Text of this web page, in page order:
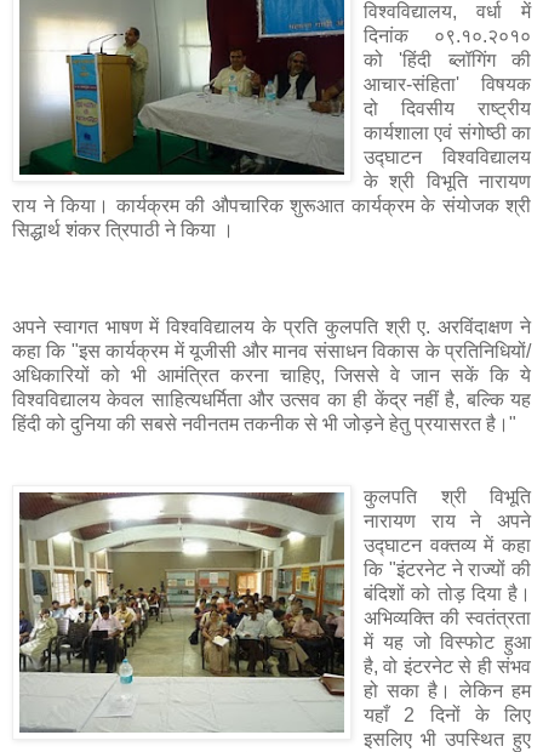
विश्वविद्यालय, वर्धा में
दिनांक ०९.१०.२०१०
को 'हिंदी ब्लॉगिंग की
आचार-संहिता' विषयक
दो दिवसीय राष्ट्रीय
कार्यशाला एवं संगोष्ठी का
उद्‍घाटन विश्वविद्यालय
के श्री विभूति नारायण
राय ने किया। कार्यक्रम की औपचारिक शुरूआत कार्यक्रम के संयोजक श्री
सिद्धार्थ शंकर त्रिपाठी ने किया ।
अपने स्वागत भाषण में विश्वविद्यालय के प्रति कुलपति श्री ए. अरविंदाक्षण ने
कहा कि "इस कार्यक्रम में यूजीसी और मानव संसाधन विकास के प्रतिनिधियों/
अधिकारियों को भी आमंत्रित करना चाहिए, जिससे वे जान सकें कि ये
विश्वविद्यालय केवल साहित्यधर्मिता और उत्सव का ही केंद्र नहीं है, बल्कि यह
हिंदी को दुनिया की सबसे नवीनतम तकनीक से भी जोड़ने हेतु प्रयासरत है।"
कुलपति श्री विभूति
नारायण राय ने अपने
उद्‍घाटन वक्तव्य में कहा
कि "इंटरनेट ने राज्यों की
बंदिशों को तोड़ दिया है।
अभिव्यक्ति की स्वतंत्रता
में यह जो विस्फोट हुआ
है, वो इंटरनेट से ही संभव
हो सका है। लेकिन हम
यहाँ 2 दिनों के लिए
इसलिए भी उपस्थित हुए